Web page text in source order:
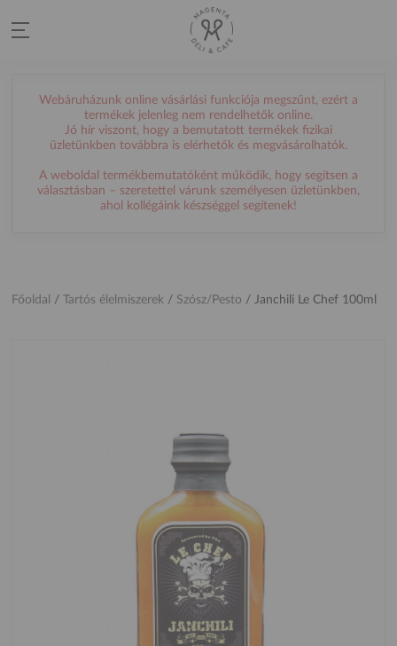
Webáruházunk online vásárlási funkciója megszűnt, ezért a
termékek jelenleg nem rendelhetők online.
Jó hír viszont, hogy a bemutatott termékek fizikai
üzletünkben továbbra is elérhetők és megvásárolhatók.
A weboldal termékbemutatóként működik, hogy segítsen a
választásban – szeretettel várunk személyesen üzletünkben,
ahol kollégáink készséggel segítenek!
Főoldal / Tartós élelmiszerek / Szósz/Pesto /Janchili Le Chef 100ml